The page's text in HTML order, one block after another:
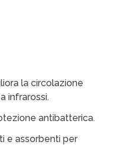
la circolazione
infrarossi.
antibatterica.
e assorbenti per